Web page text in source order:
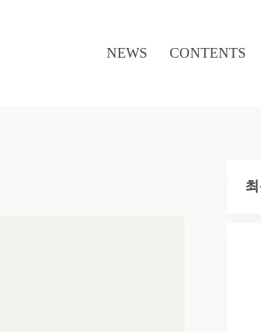
NEWS CONTENTS